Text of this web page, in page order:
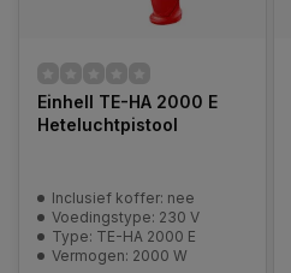
Einhell TE-HA 2000 E
Heteluchtpistool
Inclusief koffer: nee
Voedingstype: 230 V
Type: TE-HA 2000 E
Vermogen: 2000 W